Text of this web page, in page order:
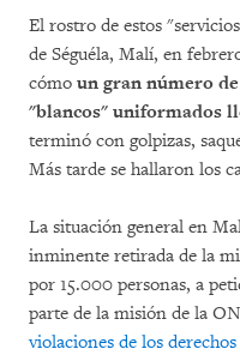
El rostro de estos
de Séguéla, Malí, en
cómo un gran número
"blancos" uniformados
terminó con golpizas,
Más tarde se hallaron los
La situación general en
inminente retirada de la
por 15.000 personas, a
parte de la misión de la
violaciones de los